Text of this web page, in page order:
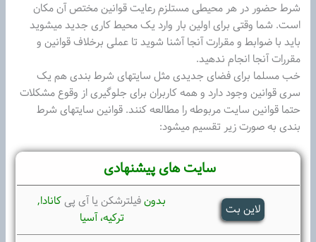
شرط حضور در هر محیطی مستلزم رعایت قوانین مختص آن مکان
است. شما وقتی برای اولین بار وارد یک محیط کاری جدید میشوید
باید با ضوابط و مقرارت آنجا آشنا شوید تا عملی برخلاف قوانین و
مقررات آنجا انجام ندهید.
خب مسلما برای فضای جدیدی مثل سایتهای شرط بندی هم یک
سری قوانین وجود دارد و همه کاربران برای جلوگیری از وقوع مشکلات
حتما قوانین سایت مربوطه را مطالعه کنند. قوانین سایتهای شرط
بندی به صورت زیر تقسیم میشود:
سایت های پیشنهادی
لاین بت
بدونفیلترشکن یا آی پیکانادا,
ترکیه، آسیا